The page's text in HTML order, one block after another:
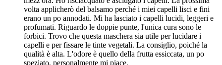
volta applicherò del balsamo perché i miei capelli lisci e fini
erano un po annodati. Mi ha lasciato i capelli lucidi, leggeri e
profumati. Riguardo le doppie punte, l'unica cura sono le
forbici. Trovo che questa maschera sia utile per lucidare i
capelli e per fissare le tinte vegetali. La consiglio, poiché la
qualità è alta. L'odore è quello della frutta essiccata, un po
speziato, personalmente mi piace.